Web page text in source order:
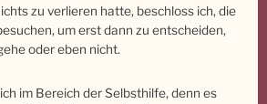
zu verlieren hatte, beschloss ich, die
um erst dann zu entscheiden,
oder eben nicht.
im Bereich der Selbsthilfe, denn es